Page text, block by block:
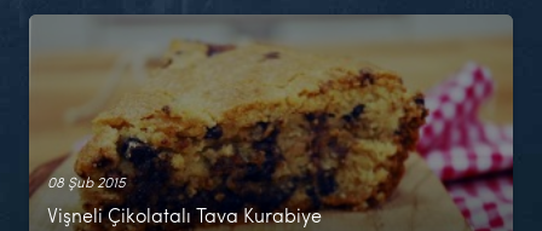
08 Şub 2015
Vişneli Çikolatalı Tava Kurabiye